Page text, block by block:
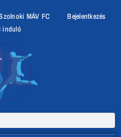
MÁV FC
Bejelentkezés
induló